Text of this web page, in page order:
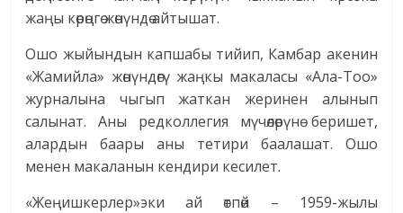
жаңы көрөңгө жөнүндө айтышат.
Ошо жыйындын капшабы тийип, Камбар акенин
«Жамийла» жөнүндөгү жаңкы макаласы «Ала-Тоо»
журналына чыгып жаткан жеринен алынып
салынат. Аны редколлегия мүчөлөрүнө беришет,
алардын баары аны тетири баалашат. Ошо
менен макаланын кендири кесилет.
«Жеңишкерлер»эки ай өтпөй – 1959-жылы